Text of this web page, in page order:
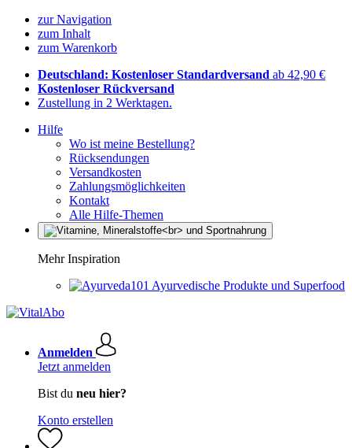
zur Navigation
zum Inhalt
zum Warenkorb
Deutschland: Kostenloser Standardversand ab 42,90 €
Kostenloser Rückversand
Zustellung in 2 Werktagen.
Hilfe
Wo ist meine Bestellung?
Rücksendungen
Versandkosten
Zahlungsmöglichkeiten
Kontakt
Alle Hilfe-Themen
Mehr Inspiration
Ayurvedische Produkte und Superfood
Anmelden
Jetzt anmelden
Bist du neu hier?
Konto erstellen